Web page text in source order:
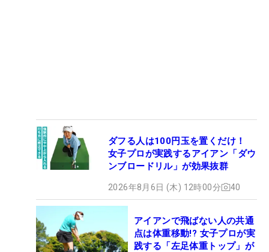
ダフる人は100円玉を置くだけ！
女子プロが実践するアイアン「ダウ
ンブロードリル」が効果抜群
2026年8月6日 (木) 12時00分 40
アイアンで飛ばない人の共通
点は体重移動!? 女子プロが実
践する「左足体重トップ」が